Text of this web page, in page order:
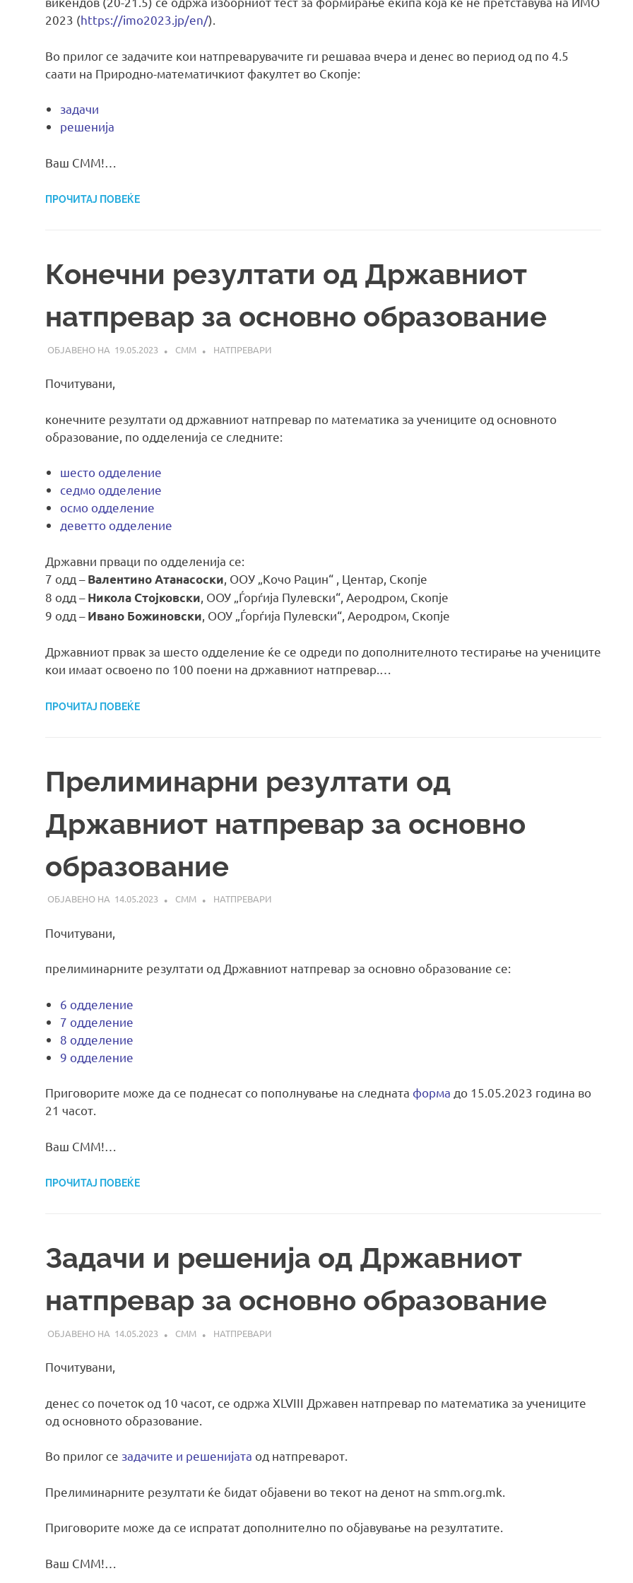
2023 (https://imo2023.jp/en/).
Во прилог се задачите кои натпреварувачите ги решаваa вчера и денес во период од по 4.5
саати на Природно-математичкиот факултет во Скопје:
задачи
решенија
Ваш СММ!…
ПРОЧИТАЈ ПОВЕЌЕ
Конечни резултати од Државниот
натпревар за основно образование
19.05.2023 СММ НАТПРЕВАРИ
Почитувани,
конечните резултати од државниот натпревар по математика за учениците од основното
образование, по одделенија се следните:
шесто одделение
седмо одделение
осмо одделение
деветто одделение
Државни прваци по одделенија се:
7 одд –Валентино Атанасоски , ОOУ „Кочо Рацин“ , Центар, Скопје
8 одд –Никола Стојковски , ООУ „Ѓорѓија Пулевски“, Аеродром, Скопје
9 одд –Ивано Божиновски , ООУ „Ѓорѓија Пулевски“, Аеродром, Скопје
Државниот првак за шесто одделение ќе се одреди по дополнителното тестирање на учениците
кои имаат освоено по 100 поени на државниот натпревар.…
ПРОЧИТАЈ ПОВЕЌЕ
Прелиминарни резултати од
Државниот натпревар за основно
образование
14.05.2023 СММ НАТПРЕВАРИ
Почитувани,
прелиминарните резултати од Државниот натпревар за основно образование се:
6 одделение
7 одделение
8 одделение
9 одделение
Приговорите може да се поднесат со пополнување на следната форма до 15.05.2023 година во
21 часот.
Ваш СММ!…
ПРОЧИТАЈ ПОВЕЌЕ
Задачи и решенија од Државниот
натпревар за основно образование
14.05.2023 СММ НАТПРЕВАРИ
Почитувани,
денес со почеток од 10 часот, се одржа XLVIII Државен натпревар по математика за учениците
од основното образование.
Во прилог се задачите и решенијата од натпреварот.
Прелиминарните резултати ќе бидат објавени во текот на денот на smm.org.mk.
Приговорите може да се испратат дополнително по објавување на резултатите.
Ваш СММ!…